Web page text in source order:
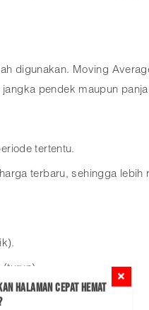
Halaman Cepat Hemat
digunakan. Moving
pendek maupun
tertentu.
terbaru, sehingga